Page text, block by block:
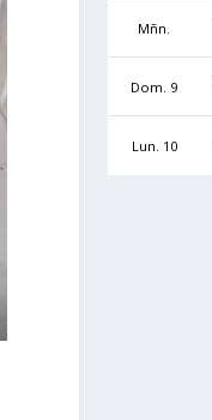
Mñn.
Dom. 9
Lun. 10